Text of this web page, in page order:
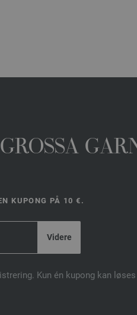
KUPONG PÅ 10 €.
Kun én kupong kan